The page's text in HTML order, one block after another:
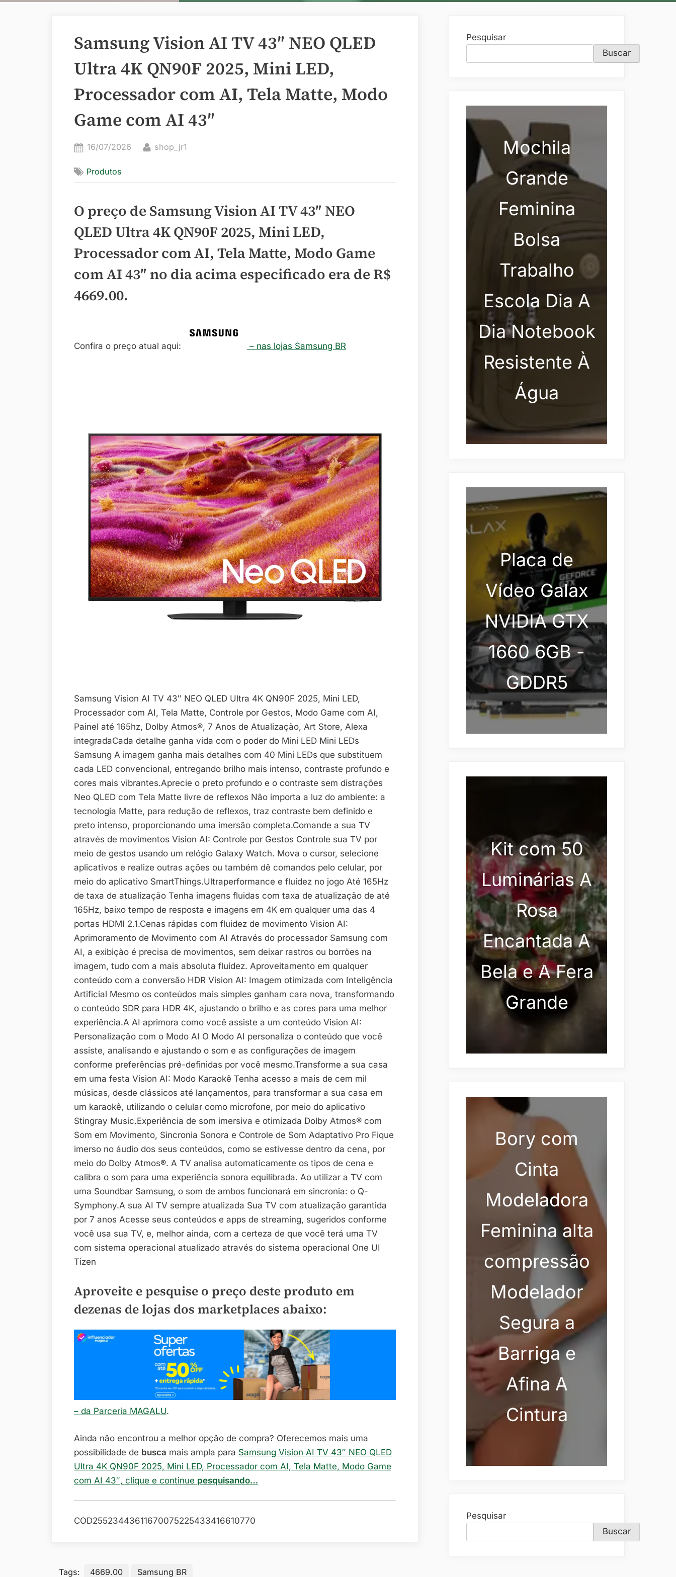
Samsung Vision AI TV 43″ NEO QLED
Ultra 4K QN90F 2025, Mini LED,
Processador com AI, Tela Matte, Modo
Game com AI 43″
Posted
16/07/2026 By
shop_jr1
Produtos
O preço de Samsung Vision AI TV 43″ NEO
QLED Ultra 4K QN90F 2025, Mini LED,
Processador com AI, Tela Matte, Modo Game
com AI 43″ no dia acima especificado era de R$
4669.00.
Confira o preço atual aqui: – nas lojas Samsung BR
Samsung Vision AI TV 43″ NEO QLED Ultra 4K QN90F 2025, Mini LED,
Processador com AI, Tela Matte, Controle por Gestos, Modo Game com AI,
Painel até 165hz, Dolby Atmos®, 7 Anos de Atualização, Art Store, Alexa
integradaCada detalhe ganha vida com o poder do Mini LED Mini LEDs
Samsung A imagem ganha mais detalhes com 40 Mini LEDs que substituem
cada LED convencional, entregando brilho mais intenso, contraste profundo e
cores mais vibrantes.Aprecie o preto profundo e o contraste sem distrações
Neo QLED com Tela Matte livre de reflexos Não importa a luz do ambiente: a
tecnologia Matte, para redução de reflexos, traz contraste bem definido e
preto intenso, proporcionando uma imersão completa.Comande a sua TV
através de movimentos Vision AI: Controle por Gestos Controle sua TV por
meio de gestos usando um relógio Galaxy Watch. Mova o cursor, selecione
aplicativos e realize outras ações ou também dê comandos pelo celular, por
meio do aplicativo SmartThings.Ultraperformance e fluidez no jogo Até 165Hz
de taxa de atualização Tenha imagens fluidas com taxa de atualização de até
165Hz, baixo tempo de resposta e imagens em 4K em qualquer uma das 4
portas HDMI 2.1.Cenas rápidas com fluidez de movimento Vision AI:
Aprimoramento de Movimento com AI Através do processador Samsung com
AI, a exibição é precisa de movimentos, sem deixar rastros ou borrões na
imagem, tudo com a mais absoluta fluidez. Aproveitamento em qualquer
conteúdo com a conversão HDR Vision AI: Imagem otimizada com Inteligência
Artificial Mesmo os conteúdos mais simples ganham cara nova, transformando
o conteúdo SDR para HDR 4K, ajustando o brilho e as cores para uma melhor
experiência.A AI aprimora como você assiste a um conteúdo Vision AI:
Personalização com o Modo AI O Modo AI personaliza o conteúdo que você
assiste, analisando e ajustando o som e as configurações de imagem
conforme preferências pré-definidas por você mesmo.Transforme a sua casa
em uma festa Vision AI: Modo Karaokê Tenha acesso a mais de cem mil
músicas, desde clássicos até lançamentos, para transformar a sua casa em
um karaokê, utilizando o celular como microfone, por meio do aplicativo
Stingray Music.Experiência de som imersiva e otimizada Dolby Atmos® com
Som em Movimento, Sincronia Sonora e Controle de Som Adaptativo Pro Fique
imerso no áudio dos seus conteúdos, como se estivesse dentro da cena, por
meio do Dolby Atmos®. A TV analisa automaticamente os tipos de cena e
calibra o som para uma experiência sonora equilibrada. Ao utilizar a TV com
uma Soundbar Samsung, o som de ambos funcionará em sincronia: o Q-
Symphony.A sua AI TV sempre atualizada Sua TV com atualização garantida
por 7 anos Acesse seus conteúdos e apps de streaming, sugeridos conforme
você usa sua TV, e, melhor ainda, com a certeza de que você terá uma TV
com sistema operacional atualizado através do sistema operacional One UI
Tizen
Aproveite e pesquise o preço deste produto em
dezenas de lojas dos marketplaces abaixo:
– da Parceria MAGALU.
Ainda não encontrou a melhor opção de compra? Oferecemos mais uma
possibilidade de busca mais ampla para Samsung Vision AI TV 43″ NEO QLED
Ultra 4K QN90F 2025, Mini LED, Processador com AI, Tela Matte, Modo Game
com AI 43″, clique e continue pesquisando…
COD25523443611670075225433416610770
Tags: 4669.00 Samsung BR
Pesquisar
Buscar
Mochila
Grande
Feminina
Bolsa
Trabalho
Escola Dia A
Dia Notebook
Resistente À
Água
Placa de
Vídeo Galax
NVIDIA GTX
1660 6GB -
GDDR5
Kit com 50
Luminárias A
Rosa
Encantada A
Bela e A Fera
Grande
Bory com
Cinta
Modeladora
Feminina alta
compressão
Modelador
Segura a
Barriga e
Afina A
Cintura
Pesquisar
Buscar